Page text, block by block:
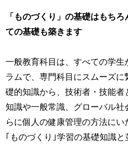
「ものづくり」の基礎はもち
ての基礎も築きます
一般教育科目は、すべての学生
ラムで、専門科目にスムーズ
礎的知識から、技術者・技能者
知識や一般常識、グローバル社
らに個人の健康管理の方法に
｢ものづくり｣学習の基礎知識